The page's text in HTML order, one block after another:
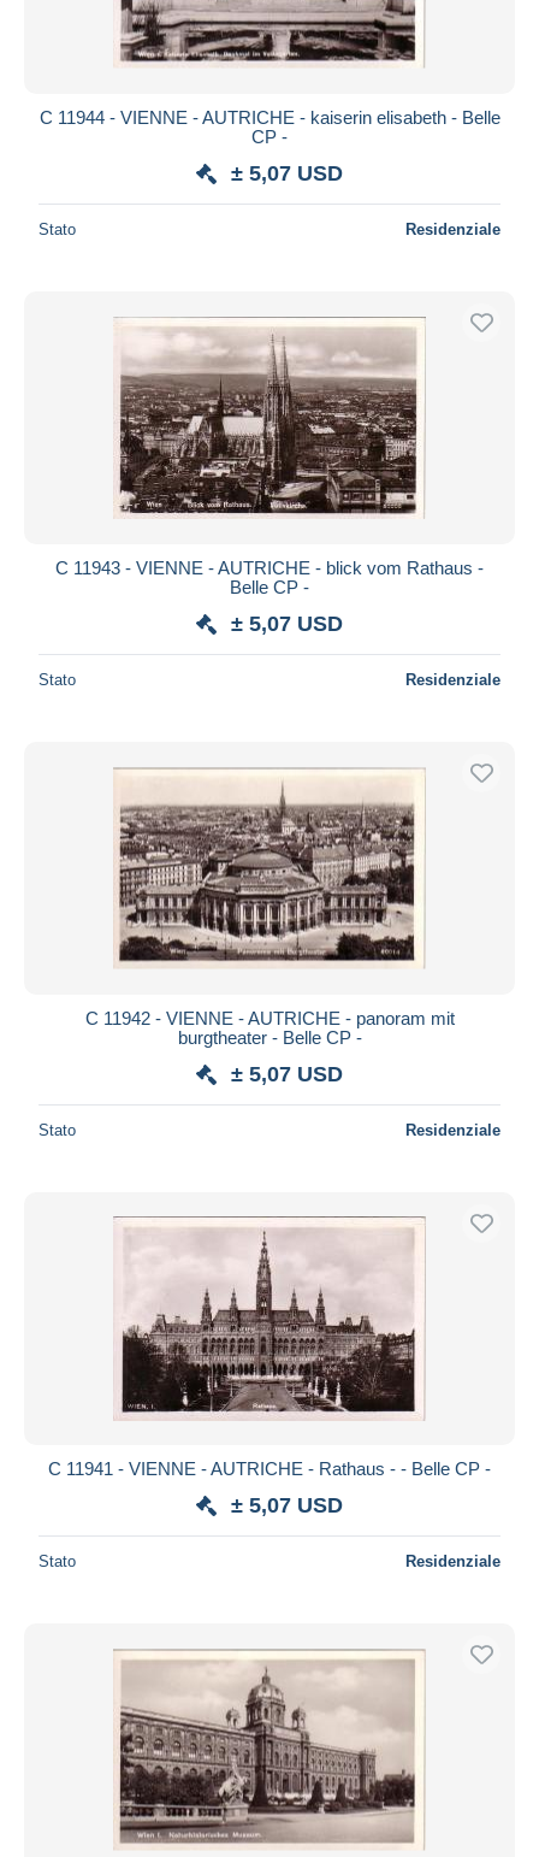
C 11944 - VIENNE - AUTRICHE - kaiserin elisabeth - Belle
CP -
± 5,07 USD
Stato Residenziale
C 11943 - VIENNE - AUTRICHE - blick vom Rathaus -
Belle CP -
± 5,07 USD
Stato Residenziale
C 11942 - VIENNE - AUTRICHE - panoram mit
burgtheater - Belle CP -
± 5,07 USD
Stato Residenziale
C 11941 - VIENNE - AUTRICHE - Rathaus - - Belle CP -
± 5,07 USD
Stato Residenziale